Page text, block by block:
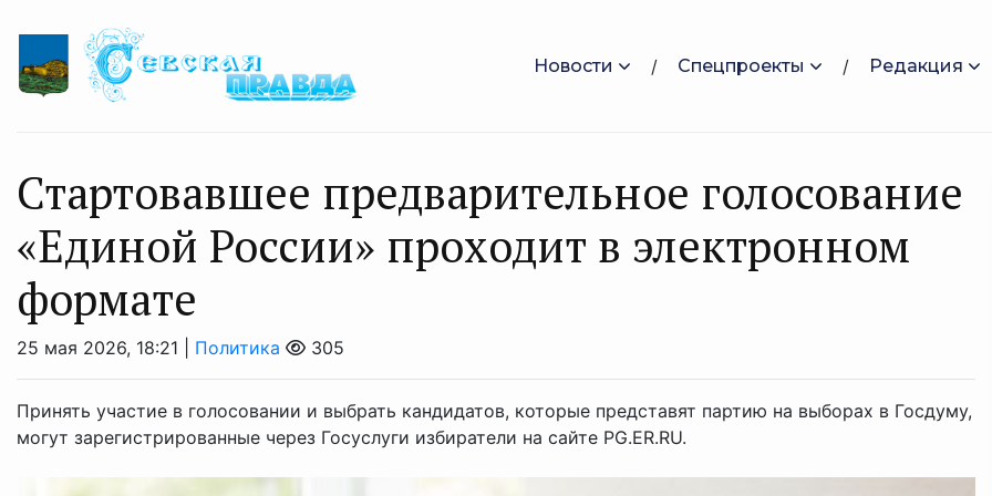
Новости Спецпроекты Редакция
Стартовавшее предварительное голосование
«Единой России» проходит в электронном
формате
25 мая 2026, 18:21 | Политика 305
Принять участие в голосовании и выбрать кандидатов, которые представят партию на выборах в Госдуму,
могут зарегистрированные через Госуслуги избиратели на сайте PG.ER.RU.